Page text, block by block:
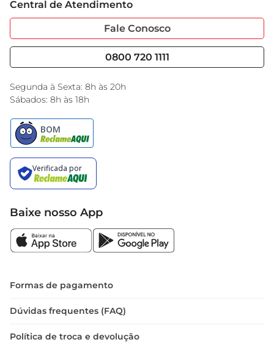
Sobre Privacidade
Portal do Fornecedo
Nossas Lojas
Garantia Estendida
Serviços
Black Friday
Encarte do Dia
Central de Atendimento
Fale Conosco
0800 720 1111
Segunda à Sexta: 8h às 20h
Sábados: 8h às 18h
Baixe nosso App
Formas de pagamento
Dúvidas frequentes (FAQ)
Política de troca e devolução